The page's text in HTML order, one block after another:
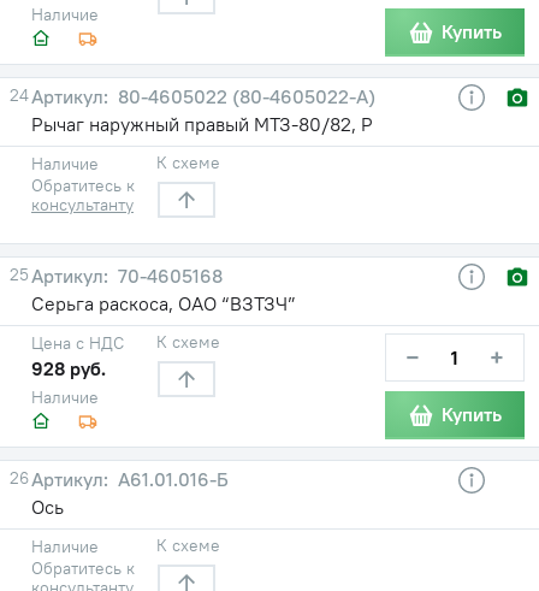
Наличие
Купить
24
80-4605022 (80-4605022-А)
Рычаг наружный правый МТЗ-80/82, Р
Наличие
Обратитесь к
консультанту
К схеме
25
70-4605168
Серьга раскоса, ОАО “ВЗТЗЧ”
Наличие
Цена с НДС
928 руб.
К схеме − +
Купить
26
А61.01.016-Б
Ось
Наличие
Обратитесь к
К схеме